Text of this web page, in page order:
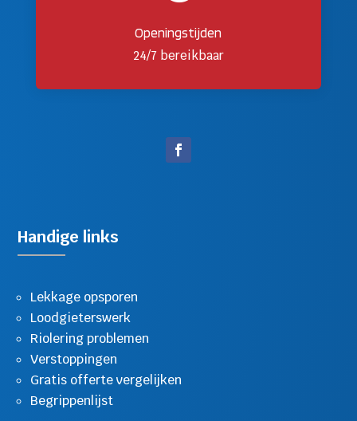
Openingstijden
24/7 bereikbaar
Handige links
Lekkage opsporen
Loodgieterswerk
Riolering problemen
Verstoppingen
Gratis offerte vergelijken
Begrippenlijst